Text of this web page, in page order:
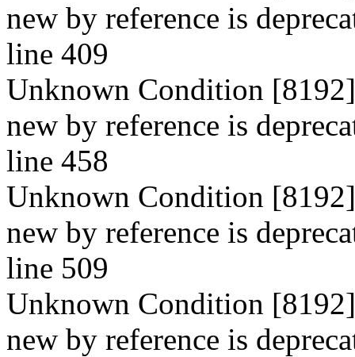
new by reference is
line 409
Unknown Condition
new by reference is
line 458
Unknown Condition
new by reference is
line 509
Unknown Condition
new by reference is